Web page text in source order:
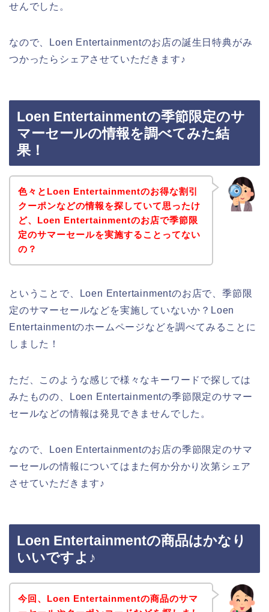
せんでした。
なので、Loen Entertainmentのお店の誕生日特典がみ
つかったらシェアさせていただきます♪
Loen Entertainmentの季節限定のサ
マーセールの情報を調べてみた結
果！
色々とLoen Entertainmentのお得な割引
クーポンなどの情報を探していて思ったけ
ど、Loen Entertainmentのお店で季節限
定のサマーセールを実施することってない
の？
ということで、Loen Entertainmentのお店で、季節限
定のサマーセールなどを実施していないか？Loen
Entertainmentのホームページなどを調べてみることに
しました！
ただ、このような感じで様々なキーワードで探しては
みたものの、Loen Entertainmentの季節限定のサマー
セールなどの情報は発見できませんでした。
なので、Loen Entertainmentのお店の季節限定のサマ
ーセールの情報についてはまた何か分かり次第シェア
させていただきます♪
Loen Entertainmentの商品はかなり
いいですよ♪
今回、Loen Entertainmentの商品のサマ